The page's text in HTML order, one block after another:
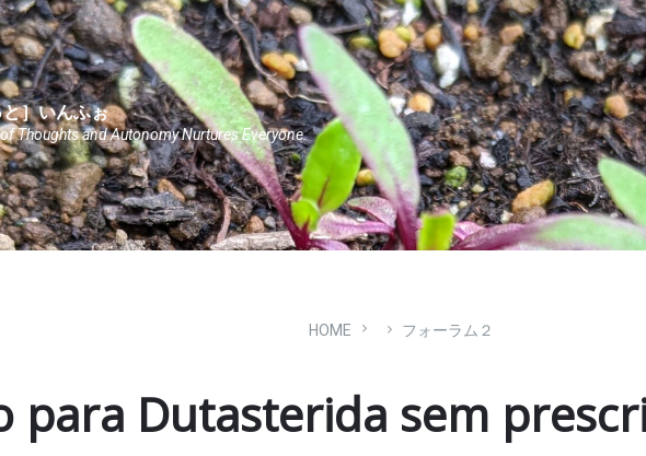
］いんふぉ
Thoughts and Autonomy Nurtures Everyone.
HOME フォーラム２
para Dutasterida sem